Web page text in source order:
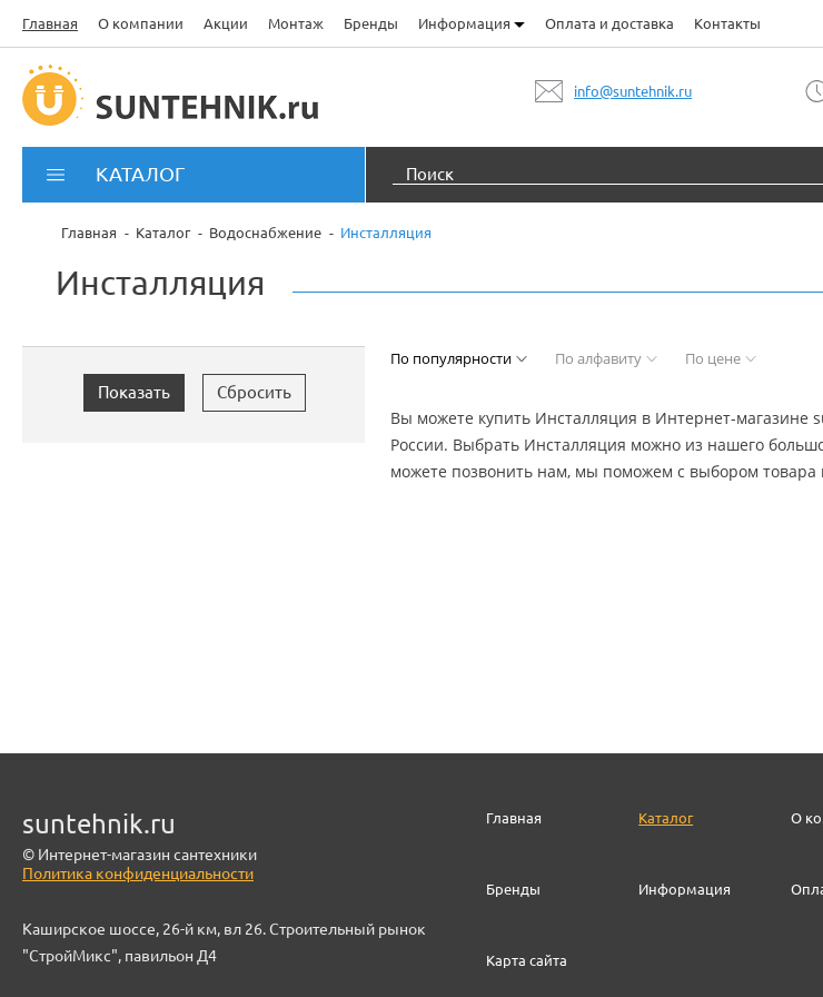
Главная О компании Акции Монтаж Бренды Информация Оплата и доставка Контакты
info@suntehnik.ru
КАТАЛОГ
Главная Каталог Водоснабжение Инсталляция
Инсталляция
По популярности По алфавиту По цене
Вы можете купить Инсталляция в Интернет-магазине
России. Выбрать Инсталляция можно из нашего
можете позвонить нам, мы поможем с выбором
suntehnik.ru
© Интернет-магазин сантехники
Политика конфиденциальности
Каширское шоссе, 26-й км, вл 26. Строительный рынок
"СтройМикс", павильон Д4
Главная Каталог О
Бренды Информация
Карта сайта